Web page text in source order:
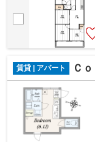
賃貸 | アパート Ｃ